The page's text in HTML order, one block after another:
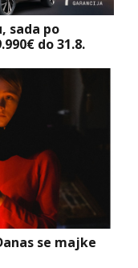
sada po
do 31.8.
se majke